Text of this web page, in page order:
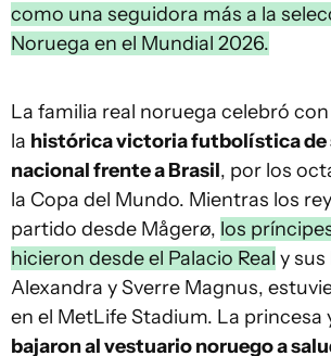
como una seguidora más a la
Noruega en el Mundial 2026.
La familia real noruega celebró
la histórica victoria futbolística de
nacional frente a Brasil, por los
la Copa del Mundo. Mientras los
partido desde Mågerø, los
hicieron desde el Palacio Real y
Alexandra y Sverre Magnus,
en el MetLife Stadium. La princesa
bajaron al vestuario noruego a